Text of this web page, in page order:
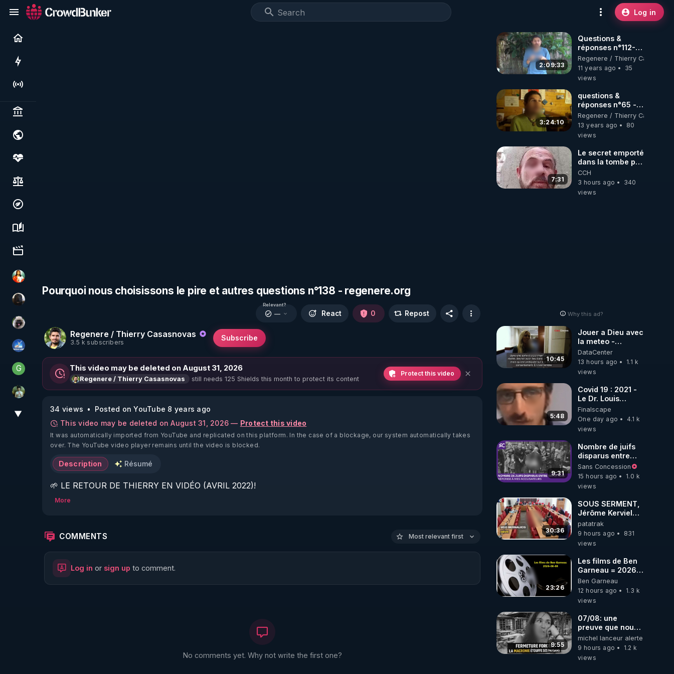
Log in
Live
Politics & institutions
Society, justice & freedoms
Economy, environment & technology
Science, history & spirituality
Culture, media & entertainment
L'autre son de cloche
TrueMedia
Priscane
PAROLE LIBRE
G Generousbear
Sonmi-877
▼
Pourquoi nous choisissons le pire et autres questions n°138 - regenere.org
Regenere / Thierry Casasnovas
3.5 k subscribers
Subscribe
Relevant?
— React 0 Repost
This video may be deleted on August 31, 2026
Regenere / Thierry Casasnovas still needs 125 Shields this month to protect its content
Protect this video
34 views
Posted on YouTube 8 years ago
This video may be deleted on August 31, 2026 — Protect this video
It was automatically imported from YouTube and replicated on this platform. In the case of a blockage, our system automatically takes
over. The YouTube video player remains until the video is blocked.
Description Résumé
🌱 LE RETOUR DE THIERRY EN VIDÉO (AVRIL 2022)!
🌱 LE MAGAZINE RÉGÉNÈRE
http://rgnr.li/ymag
More
COMMENTS Most relevant first
Log in or sign up to comment.
No comments yet. Why not write the first one?
2:09:33
Questions &
réponses n°112-
www.regenere.org
Regenere / Thierry
11 years ago
35
views
3:24:10
questions &
réponses n°65 -
www.regenere.org
Regenere / Thierry
13 years ago
80
views
7:31
Le secret emporté
dans la tombe par
le Commandant
Cousteau le 25
juin 1997
CCH
3 hours ago
340
views
Why this ad?
10:45
Jouer a Dieu avec
la meteo -
Citoicitoyen
DataCenter
13 hours ago
1.1 k
views
5:48
Covid 19 : 2021 -
Le Dr. Louis
Fouché renverse
le plateau de
CNews !
Finalscape
One day ago
4.1 k
views
9:31
Nombre de juifs
disparus entre
1941 et 1945
(Réponse à mes
accusateurs)
Sans Concession
15 hours ago
1.0 k
views
30:36
SOUS SERMENT,
Jérôme Kerviel
balance tout à
l'Assemblée !
patatrak
9 hours ago
831
views
23:26
Les films de Ben
Garneau = 2026-
08-08
Ben Garneau
12 hours ago
1.3 k
views
9:55
07/08: une
preuve que nous
somme passé en
absurdie une
dictature qui veut
michel lanceur alerte
9 hours ago
1.2 k
views